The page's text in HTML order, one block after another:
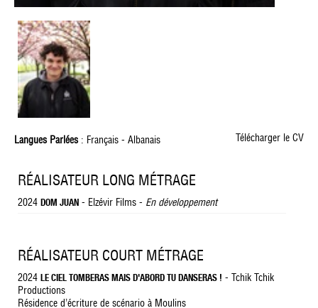
Langues Parlées: Français - Albanais Télécharger le CV
RÉALISATEUR LONG MÉTRAGE
2024 DOM JUAN - Elzévir Films - En développement
RÉALISATEUR COURT MÉTRAGE
2024 LE CIEL TOMBERAS MAIS D'ABORD TU DANSERAS ! - Tchik Tchik
Productions
Résidence d’écriture de scénario à Moulins